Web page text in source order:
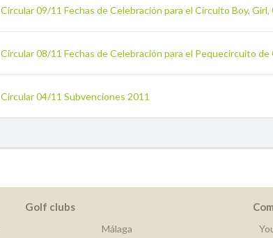
Circular 09/11 Fechas de Celebración para el Circuito Boy,
Circular 08/11 Fechas de Celebración para el Pequecircuito de
Circular 04/11 Subvenciones 2011
Golf clubs
Málaga